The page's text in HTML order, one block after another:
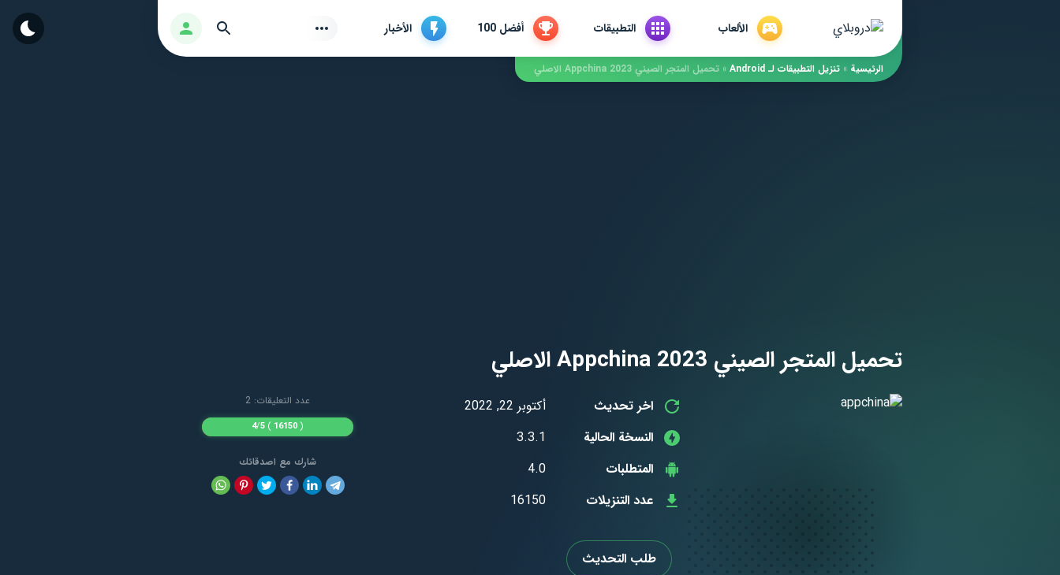
الألعاب التطبيقات أفضل 100 الأخبار تسجيل الدخول بحث
الرئيسية » ​تنزيل التطبيقات لـ ​Android » تحميل المتجر الصيني Appchina 2023 الاصلي
تحميل المتجر الصيني Appchina 2023 الاصلي
اخر تحديث
أكتوبر 22, 2022
النسخة الحالية
3.3.1
المتطلبات
4.0
عدد التنزيلات
16150
عدد التعليقات: 2
(
16150
)
4/5
شارك مع اصدقائك
طلب التحديث